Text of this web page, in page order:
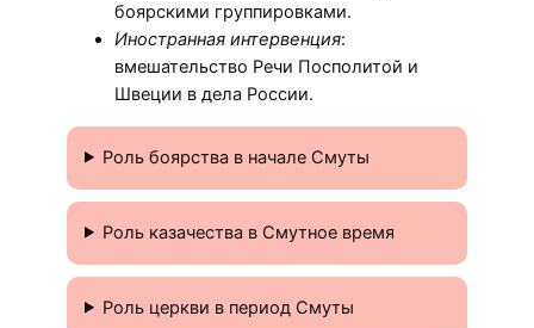
боярскими группировками.
Иностранная интервенция:
вмешательство Речи Посполитой и
Швеции в дела России.
Роль боярства в начале Смуты
Роль казачества в Смутное время
Роль церкви в период Смуты